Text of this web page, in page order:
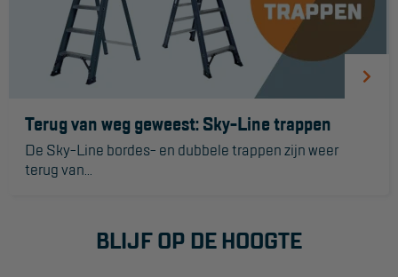
Terug van weg geweest: Sky-Line trappen
De Sky-Line bordes- en dubbele trappen zijn weer
terug van...
BLIJF OP DE HOOGTE